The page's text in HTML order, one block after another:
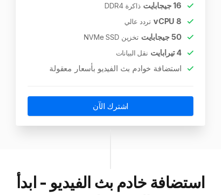
16جيجابايت ذاكرة DDR4
8 تردد عالي
50 جيجابايت تخزين NVMe SSD
4تيرابايت نقل البيانات
استضافة خوادم بث الفيديو بأسعار معقولة
اشترك الآن
استضافة خادم بث الفيديو - ابدأ